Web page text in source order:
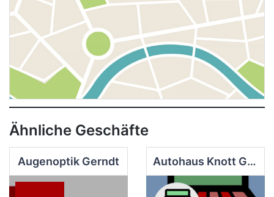
Ähnliche Geschäfte
Augenoptik Gerndt Autohaus Knott GmbH Finsterwalde